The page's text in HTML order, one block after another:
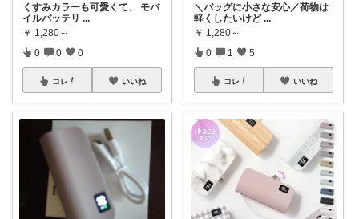
くすみカラーも可愛くて、 モバ
イルバッテリ ...
￥ 1,280～
0 0 0
コレ いいね
＼バッグに小さな安心／荷物は
軽くしたいけど ...
￥ 1,280～
0 1 5
コレ いいね